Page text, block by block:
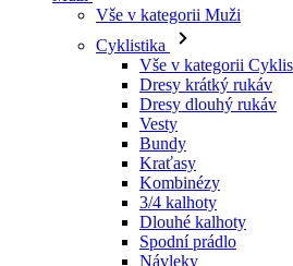
Dresy dlouhý rukáv
Vesty
Bundy
Kraťasy
Kombinézy
3/4 kalhoty
Dlouhé kalhoty
Spodní prádlo
Návleky
Čepice
Rukavice
Ponožky
Doplňky